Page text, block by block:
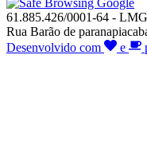
61.885.426/0001-64 -
Rua Barão de
Desenvolvido com
e